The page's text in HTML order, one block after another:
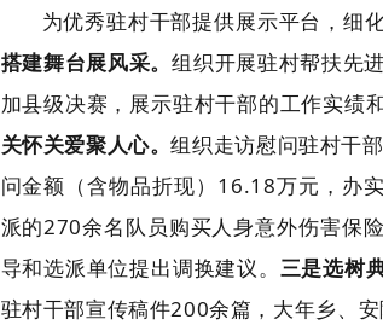
为优秀驻村干部提供展示平台，细
搭建舞台展风采。组织开展驻村帮扶先
加县级决赛，展示驻村干部的工作实绩
关怀关爱聚人心。组织走访慰问驻村干
问金额（含物品折现）16.18万元，办
派的270余名队员购买人身意外伤害保
导和选派单位提出调换建议。 三是选树
驻村干部宣传稿件200余篇，大年乡、